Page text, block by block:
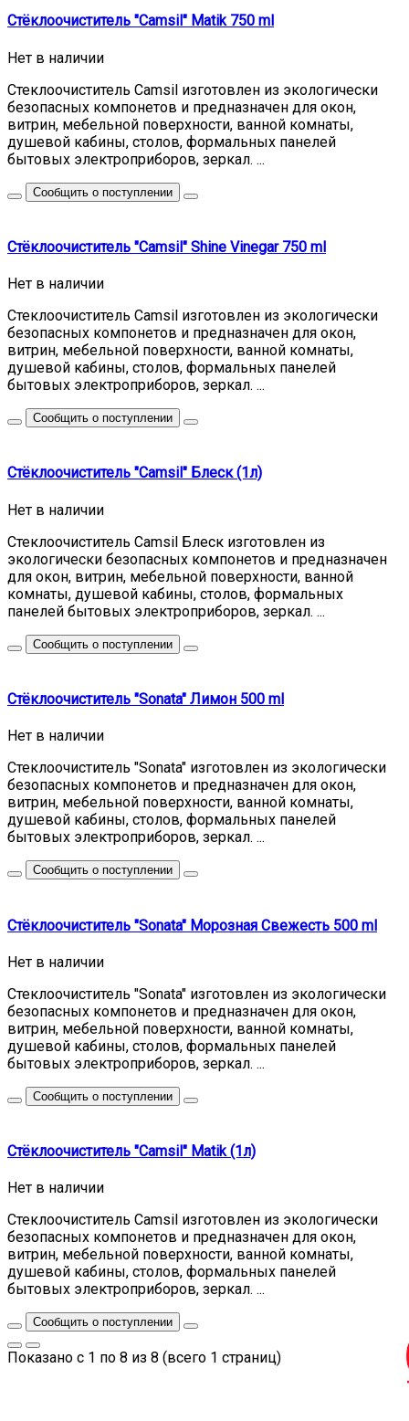
Стёклоочиститель "Camsil" Matik 750 ml
Нет в наличии
Стеклоочиститель Camsil изготовлен из экологически
безопасных компонетов и предназначен для окон,
витрин, мебельной поверхности, ванной комнаты,
душевой кабины, столов, формальных панелей
бытовых электроприборов, зеркал. ...
Сообщить о поступлении
Стёклоочиститель "Camsil" Shine Vinegar 750 ml
Нет в наличии
Стеклоочиститель Camsil изготовлен из экологически
безопасных компонетов и предназначен для окон,
витрин, мебельной поверхности, ванной комнаты,
душевой кабины, столов, формальных панелей
бытовых электроприборов, зеркал. ...
Сообщить о поступлении
Стёклоочиститель "Camsil" Блеск (1л)
Нет в наличии
Стеклоочиститель Camsil Блеск изготовлен из
экологически безопасных компонетов и предназначен
для окон, витрин, мебельной поверхности, ванной
комнаты, душевой кабины, столов, формальных
панелей бытовых электроприборов, зеркал. ...
Сообщить о поступлении
Стёклоочиститель "Sonata" Лимон 500 ml
Нет в наличии
Стеклоочиститель "Sonata" изготовлен из экологически
безопасных компонетов и предназначен для окон,
витрин, мебельной поверхности, ванной комнаты,
душевой кабины, столов, формальных панелей
бытовых электроприборов, зеркал. ...
Сообщить о поступлении
Стёклоочиститель "Sonata" Морозная Свежесть 500 ml
Нет в наличии
Стеклоочиститель "Sonata" изготовлен из экологически
безопасных компонетов и предназначен для окон,
витрин, мебельной поверхности, ванной комнаты,
душевой кабины, столов, формальных панелей
бытовых электроприборов, зеркал. ...
Сообщить о поступлении
Стёклоочиститель "Camsil" Matik (1л)
Нет в наличии
Стеклоочиститель Camsil изготовлен из экологически
безопасных компонетов и предназначен для окон,
витрин, мебельной поверхности, ванной комнаты,
душевой кабины, столов, формальных панелей
бытовых электроприборов, зеркал. ...
Сообщить о поступлении
Показано с 1 по 8 из 8 (всего 1 страниц)